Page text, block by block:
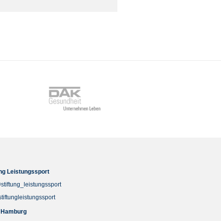
Leistungssport